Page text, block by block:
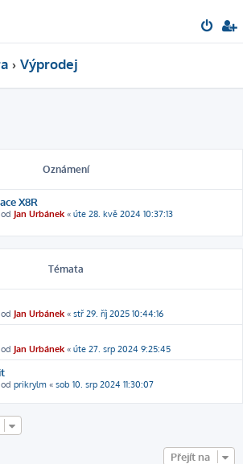
Výprodej
Oznámení
X8R
Jan Urbánek « úte 28. kvě 2024 10:37:13
Témata
Jan Urbánek « stř 29. říj 2025 10:44:16
Jan Urbánek « úte 27. srp 2024 9:25:45
prikrylm « sob 10. srp 2024 11:30:07
Přejít na